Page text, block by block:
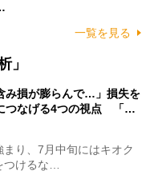
一覧を見る
」
み損が膨らんで…」損失を
つなげる4つの視点 「…
り、7月中旬にはキオク
つけるな…